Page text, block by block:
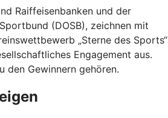
Raiffeisenbanken und der
(DOSB), zeichnen mit
„Sterne des Sports“
Engagement aus.
den Gewinnern gehören.